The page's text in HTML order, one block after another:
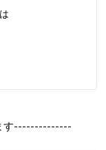
す--------------